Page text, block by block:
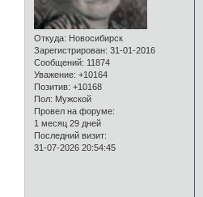
Откуда: Новосибирск
Зарегистрирован: 31-01-2016
Сообщений: 11874
Уважение: +10164
Позитив: +10168
Пол: Мужской
Провел на форуме:
1 месяц 29 дней
Последний визит:
31-07-2026 20:54:45